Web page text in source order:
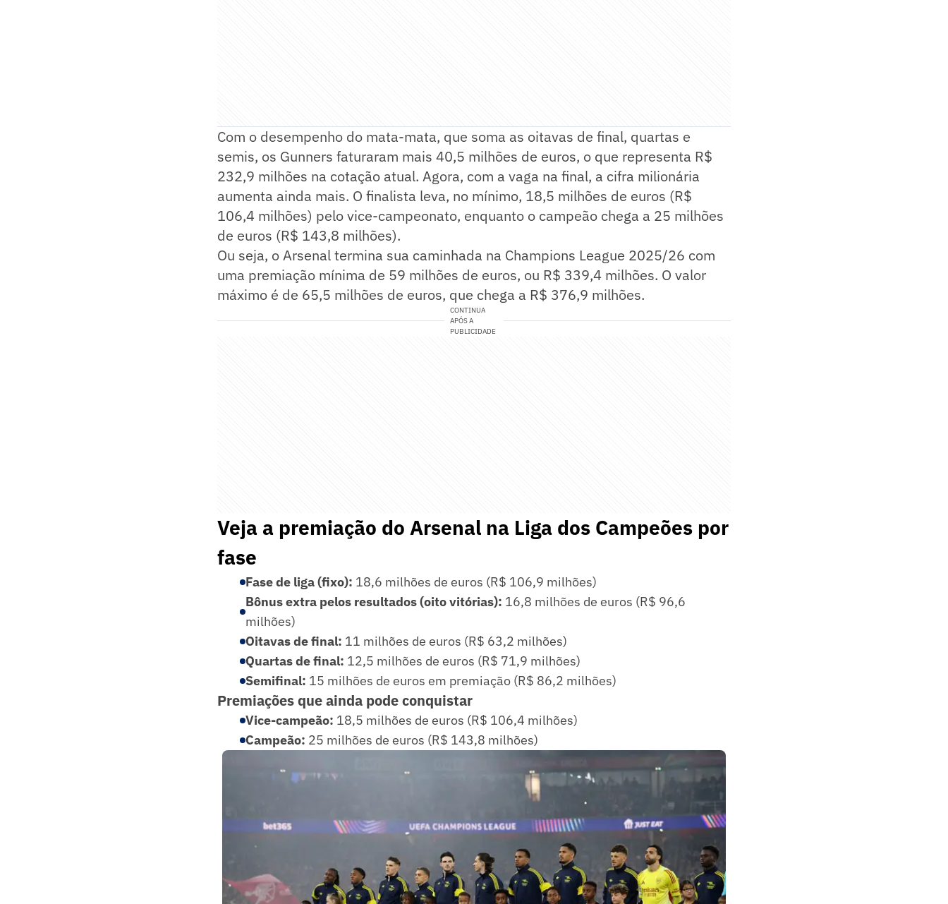
Com o desempenho do mata-mata, que soma as oitavas de final, quartas e
semis, os Gunners faturaram mais 40,5 milhões de euros, o que representa R$
232,9 milhões na cotação atual. Agora, com a vaga na final, a cifra milionária
aumenta ainda mais. O finalista leva, no mínimo, 18,5 milhões de euros (R$
106,4 milhões) pelo vice-campeonato, enquanto o campeão chega a 25 milhões
de euros (R$ 143,8 milhões).
Ou seja, o Arsenal termina sua caminhada na Champions League 2025/26 com
uma premiação mínima de 59 milhões de euros, ou R$ 339,4 milhões. O valor
máximo é de 65,5 milhões de euros, que chega a R$ 376,9 milhões.
CONTINUA
APÓS A
PUBLICIDADE
Veja a premiação do Arsenal na Liga dos Campeões por
fase
Fase de liga (fixo): 18,6 milhões de euros (R$ 106,9 milhões)
Bônus extra pelos resultados (oito vitórias): 16,8 milhões de euros (R$ 96,6
milhões)
Oitavas de final: 11 milhões de euros (R$ 63,2 milhões)
Quartas de final: 12,5 milhões de euros (R$ 71,9 milhões)
Semifinal: 15 milhões de euros em premiação (R$ 86,2 milhões)
Premiações que ainda pode conquistar
Vice-campeão: 18,5 milhões de euros (R$ 106,4 milhões)
Campeão: 25 milhões de euros (R$ 143,8 milhões)